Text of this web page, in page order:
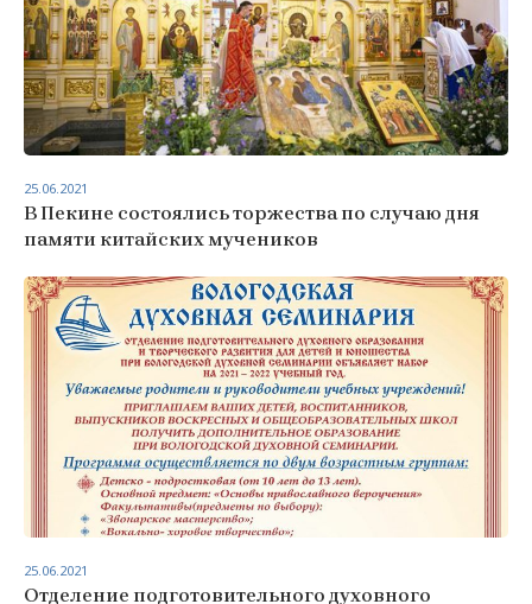
В Пекине состоялись торжества по случаю дня
памяти китайских мучеников
25.06.2021
Отделение подготовительного духовного
25.06.2021